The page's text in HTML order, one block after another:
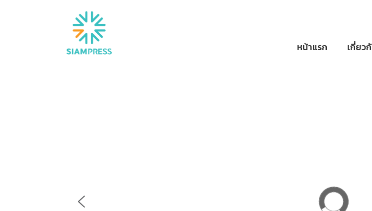
หน้าแรก เกี่ยว